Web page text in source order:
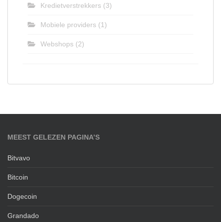
Kredietverstrekkers (3)
Mobiele providers (1)
Webshops (2)
MEEST GELEZEN PAGINA’S
Bitvavo
Bitcoin
Dogecoin
Grandado